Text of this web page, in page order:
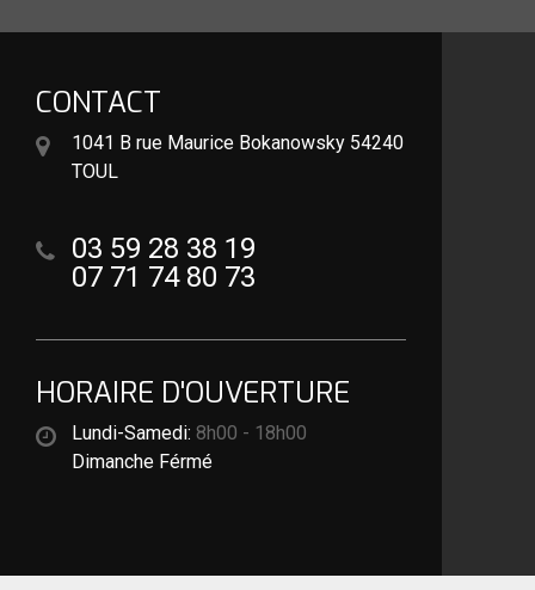
CONTACT
1041 B rue Maurice Bokanowsky 54240
TOUL
03 59 28 38 19
07 71 74 80 73
HORAIRE D'OUVERTURE
Lundi-Samedi: 8h00 - 18h00
Dimanche Férmé